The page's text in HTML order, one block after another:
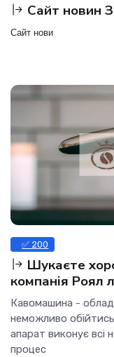
Сайт новин
Сайт нови
✅ 200
Шукаєте
компанія Роял
Кавомашина -
неможливо
апарат виконує всі
процес